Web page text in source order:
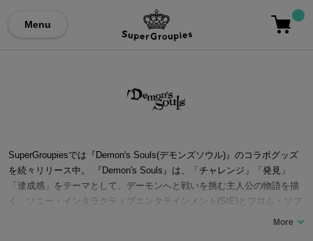
Menu
SuperGroupiesでは『Demon's Souls(デモンズソウル)』のコラボグッズ
を続々リリース中。 『Demon's Souls』は、「チャレンジ」「発見」
「達成感」をテーマとして、デーモンへと戦いを挑む主人公の物語を描
く、ソニー・インタラクティブエンタテインメント(SIE)とフロム・ソフ
トウェアのタッグによるPlayStation®3用アクションRPG。PlayStation